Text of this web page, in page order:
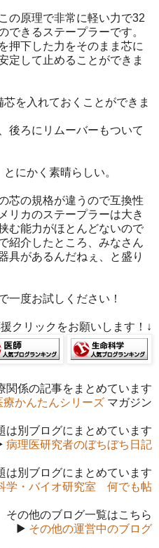
の原理で非常に軽い力で32
できるステープラーです。
押下した力をそのまま芯に
定して止めることができま
を入れておくことができま
後ろにリムーバーもついて
にかく素晴らしい。
芯の規格が違うので互換性
リカのステープラーは大き
む能力がほとんどないので
紹介したところ、みなさん
具があるんだねぇ、と盛り
度お試しください！
クリックをお願いします！↓
関係の記事をまとめています
療かんたんシリーズ マガジン
は別ブログにまとめています
病理医研究者のぼちぼち日記
は別ブログにまとめています
学・バイオ研究室 何でも帖
その他のブログ一覧はこちら
▶ その他の運営中のブログ